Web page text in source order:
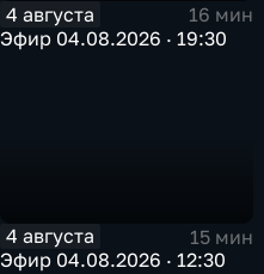
4 августа
16 мин
Эфир 04.08.2026 · 19:30
4 августа
15 мин
Эфир 04.08.2026 · 12:30